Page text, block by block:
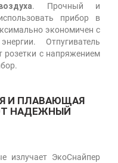
. Прочный и
прибор в
экономичен с
Отпугиватель
розетки с напряжением
И ПЛАВАЮЩАЯ
НАДЕЖНЫЙ
излучает ЭкоСнайпер